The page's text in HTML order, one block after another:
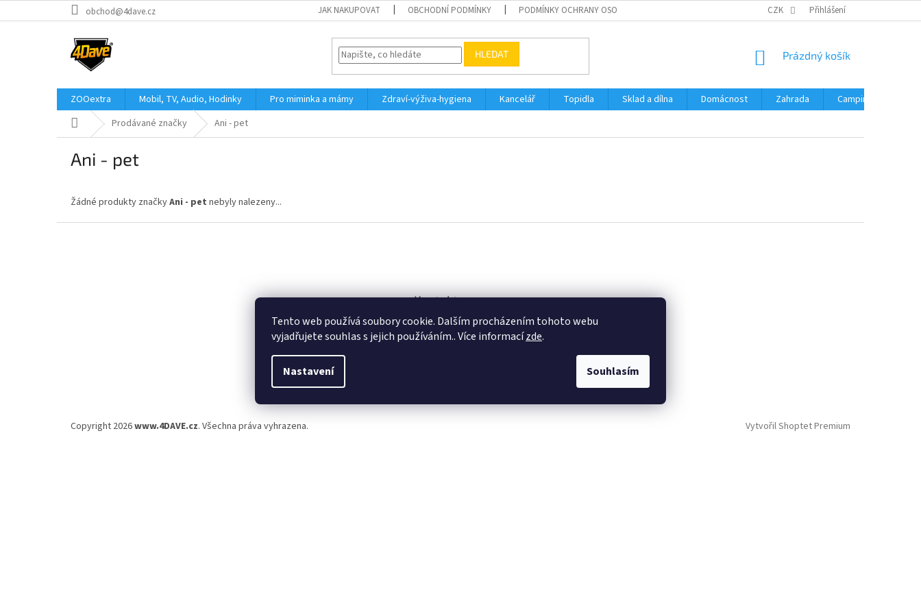
Tento web používá soubory cookie. Dalším procházením tohoto webu
vyjadřujete souhlas s jejich používáním.. Více informacízde.
Nastavení Souhlasím
na
obchod@4dave.cz JAK NAKUPOVAT OBCHODNÍ PODMÍNKY PODMÍNKY OCHRANY OSOBNÍCH ÚDAJŮ CZK Přihlášení
HLEDAT
NÁKUPNÍ
Prázdný košík
ZOOextra Mobil, TV, Audio, Hodinky Pro miminka a mámy Zdraví-výživa-hygiena Kancelář Topidla Sklad a dílna Domácnost Zahrada Camping
Domů Prodávané značky Ani - pet
Ani - pet
Žádné produkty značkyAni - pet nebyly nalezeny...
Kontakt
obchod@4dave.cz
Vytvořil Shoptet Premium
Copyright 2026www.4DAVE.cz. Všechna práva vyhrazena.